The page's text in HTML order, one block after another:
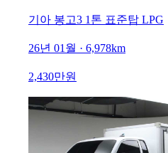
기아 봉고3 1톤 표준탑 LPG
26년 01월 · 6,978km
2,430만원